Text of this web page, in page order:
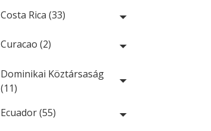
Costa Rica (33)
Curacao (2)
Dominikai Köztársaság
(11)
Ecuador (55)